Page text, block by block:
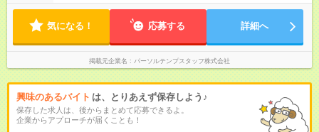
気になる！ 応募する 詳細へ
掲載元企業名 パーソルテンプスタッフ株式会社
興味のあるバイト は、とりあえず保存しよう♪
保存した求人は、後からまとめて応募できるよ。
企業からアプローチが届くことも！